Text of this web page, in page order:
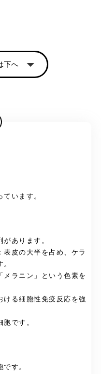
下へ
います。
あります。
皮の大半を占め、ケラ
メラニン」という色素を
ける細胞性免疫反応を強
です。
す。